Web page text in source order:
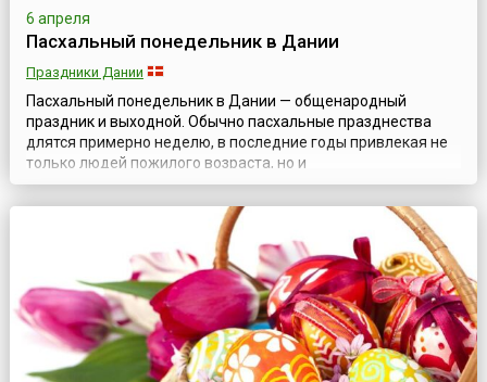
6 апреля
Пасхальный понедельник в Дании
Праздники Дании
Пасхальный понедельник в Дании — общенародный
праздник и выходной. Обычно пасхальные празднества
длятся примерно неделю, в последние годы привлекая не
только людей пожилого возраста, но и
молодежь.Пасхальный понедельник празднуется в память
о первом дне после воскресения Христа. В Библии
повествуется, что, воскреснув, Христос неузнанным явился
двум своим опечаленным ученикам, разделил с ними п...